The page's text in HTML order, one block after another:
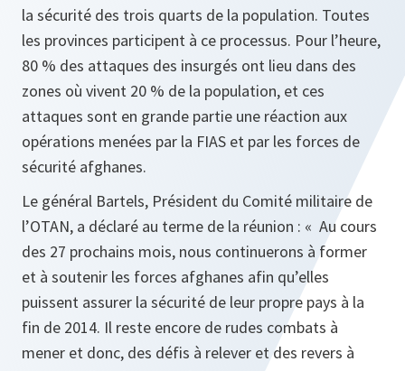
la sécurité des trois quarts de la population. Toutes
les provinces participent à ce processus. Pour l’heure,
80 % des attaques des insurgés ont lieu dans des
zones où vivent 20 % de la population, et ces
attaques sont en grande partie une réaction aux
opérations menées par la FIAS et par les forces de
sécurité afghanes.
Le général Bartels, Président du Comité militaire de
l’OTAN, a déclaré au terme de la réunion : « Au cours
des 27 prochains mois, nous continuerons à former
et à soutenir les forces afghanes afin qu’elles
puissent assurer la sécurité de leur propre pays à la
fin de 2014. Il reste encore de rudes combats à
mener et donc, des défis à relever et des revers à